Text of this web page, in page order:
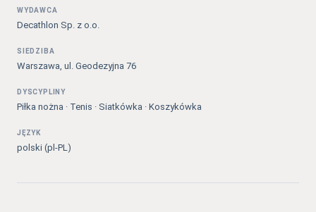
WYDAWCA
Decathlon Sp. z o.o.
SIEDZIBA
Warszawa, ul. Geodezyjna 76
DYSCYPLINY
Piłka nożna · Tenis · Siatkówka · Koszykówka
JĘZYK
polski (pl-PL)